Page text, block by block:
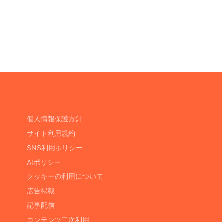
個人情報保護方針
サイト利用規約
SNS利用ポリシー
AIポリシー
クッキーの利用について
広告掲載
記事配信
コンテンツ二次利用